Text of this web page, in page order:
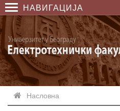
НАВИГАЦИЈА
Насловна